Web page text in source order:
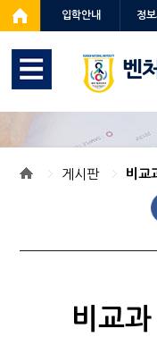
입학안내 정
벤
게시판 비교
비교